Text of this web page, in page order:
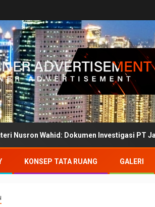
Dokumen Investigasi PT Jaya Real
KONSEP TATA RUANG GALERI